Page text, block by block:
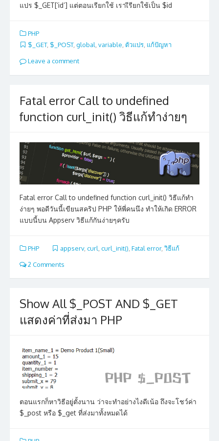
แปร $_GET[‘id’] แต่ตอนเรียกใช้ เราเีรียกใช้เป็น $id
PHP
$_GET, $_POST, global variable ตัวแปร แก้ปัญหา
Leave a comment
Fatal error Call to undefined
function curl_init() วิธีแก้ทำง่ายๆ
Fatal error Call to undefined function curl_init() วิธีแก้ทำ
ง่ายๆ พอดีวันนี้เขียนสคริป PHP ให้พี่คนนึง ทำให้เกิด ERROR
แบบนี้บน Appserv วิธีแก้กันง่ายๆครับ
PHP appserv, curl curl_init() Fatal error, วิธีแก้
2 Comments
Show All $_POST AND $_GET
แสดงค่าที่ส่งมา PHP
ตอนแรกก็หาวิธีอยู่ตั้งนาน ว่าจะทำอย่างไงดีเน้อ ถึงจะโชว์ค่า
$_post หรือ $_get ที่ส่งมาทั้งหมดได้